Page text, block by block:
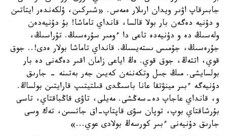
جابىرقاپ اۋىر ويدان ارىلار ەمەس. «شىركىن، ۇلكەندەر ايتاتىن
و دۇنيە دەگەن بار بولا قالسا، قانداي تاماشا! بۇ دۇنيەدەن
ولەسىڭ دە و دۇنيەدە تاعى دا ءومىر سۇرەسىڭ. تۇراسىڭ،
جۇرەسىڭ، جۇمىس ىستەيسىڭ. قانداي تاماشا بولار ەدى!.. جوق
قوي، اتتەڭ، جوق قوي. ەڭ اياعى زامان اقىر دەگەنى دە بار
بولسايشى. مىڭ جىل وتكەننەن كەيىن جەر بەتىنە - جارىق
دۇنيەگە ءبىر مينۋتقا عانا باسىڭدى قىلتيتىپ قارايتىن بولساڭ.
و، قانداي عاجاپ دە-سەڭشى. مەيلى، تاۋى قاڭباقتاي، تاسى
بۇرشاقتاي بوپ، توپان سۋى قاپتاپ-اق جاتسىن، تەك وسى
جارىق دۇنيەنى ءبىر كورسەڭ بولادى عوي...»